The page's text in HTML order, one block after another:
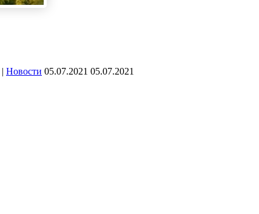
| Новости 05.07.2021 05.07.2021